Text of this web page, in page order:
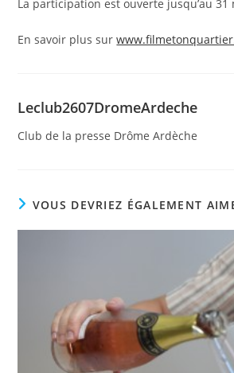
La participation est ouverte jusqu’au 31
En savoir plus sur
Leclub2607DromeArdeche
Club de la presse Drôme Ardèche
VOUS DEVRIEZ ÉGALEMENT